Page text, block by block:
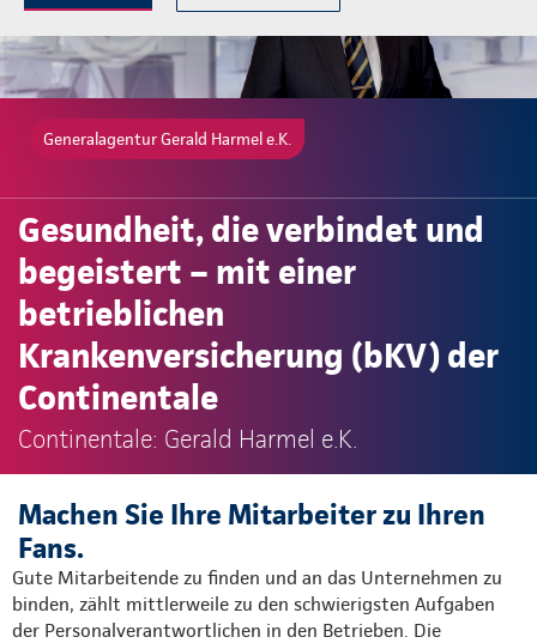
Generalagentur Gerald Harmel e.K.
Gesundheit, die verbindet und
begeistert – mit einer
betrieblichen
Krankenversicherung (bKV) der
Continentale
Continentale: Gerald Harmel e.K.
Machen Sie Ihre Mitarbeiter zu Ihren
Fans.
Gute Mitarbeitende zu finden und an das Unternehmen zu
binden, zählt mittlerweile zu den schwierigsten Aufgaben
der Personalverantwortlichen in den Betrieben. Die